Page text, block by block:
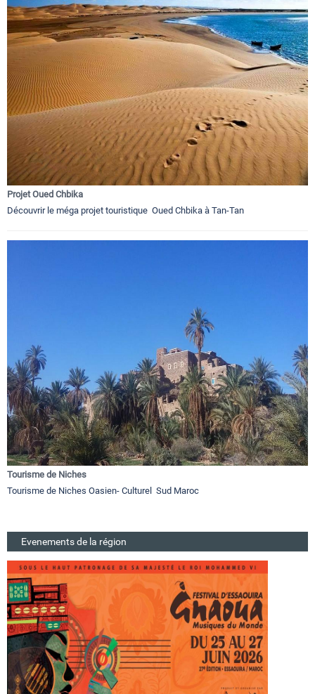
Projet Oued Chbika
Découvrir le méga projet touristique Oued Chbika à Tan-Tan
Tourisme de Niches
Tourisme de Niches Oasien- Culturel Sud Maroc
Evenements de la région